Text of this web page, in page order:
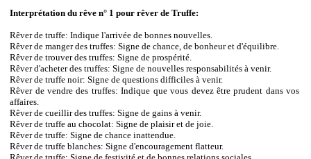
Interprétation du rêve n° 1 pour rêver de Truffe:
Rêver de truffe: Indique l'arrivée de bonnes nouvelles.
Rêver de manger des truffes: Signe de chance, de bonheur et d'équilibre.
Rêver de trouver des truffes: Signe de prospérité.
Rêver d'acheter des truffes: Signe de nouvelles responsabilités à venir.
Rêver de truffe noir: Signe de questions difficiles à venir.
Rêver de vendre des truffes: Indique que vous devez être prudent dans vos
affaires.
Rêver de cueillir des truffes: Signe de gains à venir.
Rêver de truffe au chocolat: Signe de plaisir et de joie.
Rêver de truffe: Signe de chance inattendue.
Rêver de truffe blanches: Signe d'encouragement flatteur.